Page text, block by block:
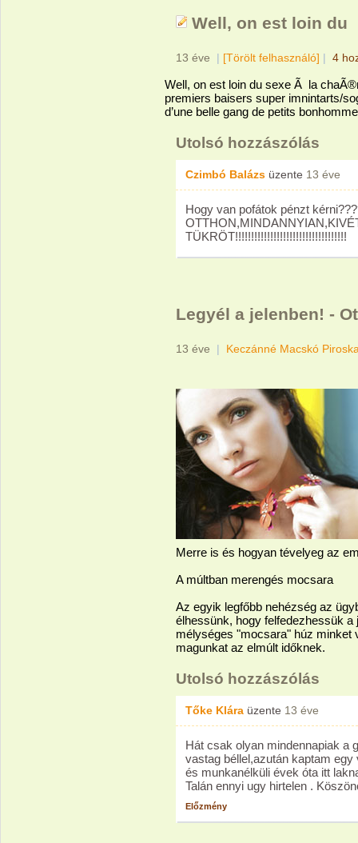
Well, on est loin du
13 éve | [Törölt felhasználó] | 4
Well, on est loin du sexe Ã la
premiers baisers super imnintarts/
d’une belle gang de petits
Utolsó hozzászólás
Czimbó Balázs üzente 13 éve
Hogy van pofátok pénzt
TÜKRÖT!!!!!!!!!!!!!!!!!!!!!!!!!!!!!!!!!!!
Legyél a jelenben! -
13 éve | Keczánné Macskó
Merre is és hogyan tévelyeg az
A múltban merengés mocsara
Az egyik legfőbb nehézség az
élhessünk, hogy felfedezhessük a
mélységes "mocsara" húz minket
magunkat az elmúlt időknek.
Utolsó hozzászólás
Tőke Klára üzente 13 éve
Hát csak olyan mindennapiak a
vastag béllel,azután kaptam
és munkanélküli évek óta itt
Talán ennyi ugy hirtelen .
Előzmény